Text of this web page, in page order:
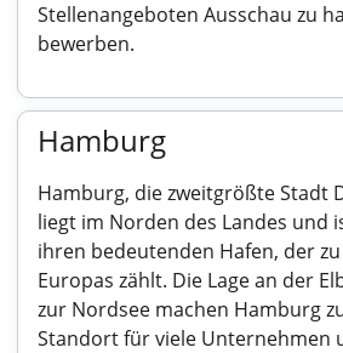
Stellenangeboten Ausschau zu
bewerben.
Hamburg
Hamburg, die zweitgrößte Stadt
liegt im Norden des Landes und
ihren bedeutenden Hafen, der
Europas zählt. Die Lage an der
zur Nordsee machen Hamburg
Standort für viele Unternehmen